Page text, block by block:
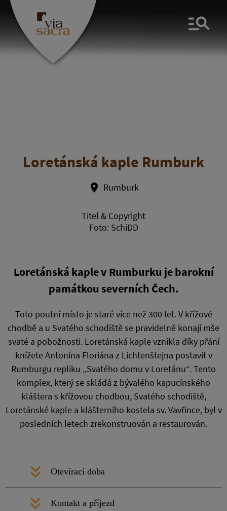
Loretánská kaple Rumburk
Rumburk
Titel & Copyright
Foto: SchiDD
Loretánská kaple v Rumburku je barokní
památkou severních Čech.
Toto poutní místo je staré více než 300 let. V křížové
chodbě a u Svatého schodiště se pravidelně konají mše
svaté a pobožnosti. Loretánská kaple vznikla díky přání
knížete Antonína Floriána z Lichtenštejna postavit v
Rumburgu repliku „Svatého domu v Loretánu“. Tento
komplex, který se skládá z bývalého kapucínského
kláštera s křížovou chodbou, Svatého schodiště,
Loretánské kaple a klášterního kostela sv. Vavřince, byl v
posledních letech zrekonstruován a restaurován.
Otevírací doba
Kontakt a příjezd